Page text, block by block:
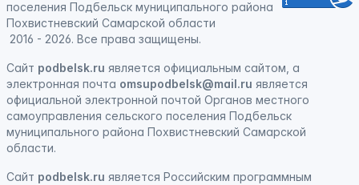
поселения Подбельск муниципального района
Похвистневский Самарской области
2016 - 2026. Все права защищены.
Сайт podbelsk.ru является официальным сайтом, а
электронная почта omsupodbelsk@mail.ru является
официальной электронной почтой Органов местного
самоуправления сельского поселения Подбельск
муниципального района Похвистневский Самарской
области.
Сайт podbelsk.ru является Российским программным